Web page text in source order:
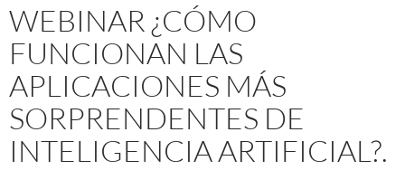
WEBINAR ¿CÓMO
FUNCIONAN LAS
APLICACIONES MÁS
SORPRENDENTES DE
INTELIGENCIA ARTIFICIAL?.